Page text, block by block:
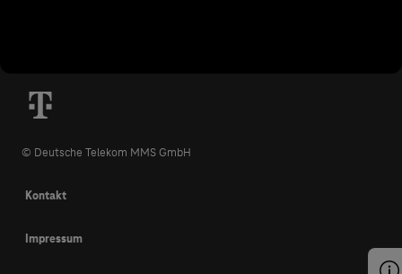
© Deutsche Telekom MMS GmbH
Kontakt
Impressum